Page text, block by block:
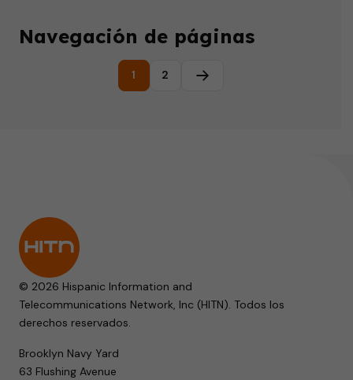
Navegación de páginas
1 2 Página siguiente
© 2026 Hispanic Information and
Telecommunications Network, Inc (HITN). Todos los
derechos reservados.
Brooklyn Navy Yard
63 Flushing Avenue